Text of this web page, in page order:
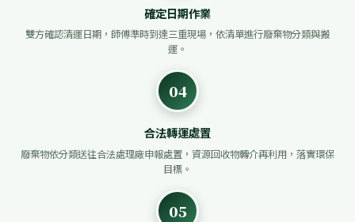
確定日期作業
雙方確認清運日期，師傅準時到達三重現場，依清單進行廢棄物分類與搬
運。
04
合法轉運處置
廢棄物依分類送往合法處理廠申報處置，資源回收物轉介再利用，落實環保
目標。
05